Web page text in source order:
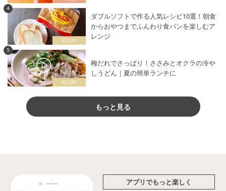
4
ダブルソフトで作る人気レシピ10選！朝食
からおやつまでふんわり食パンを楽しむア
レンジ
5
梅だれでさっぱり！ささみとオクラの冷や
しうどん｜夏の簡単ランチに
もっと見る
アプリでもっと楽しく